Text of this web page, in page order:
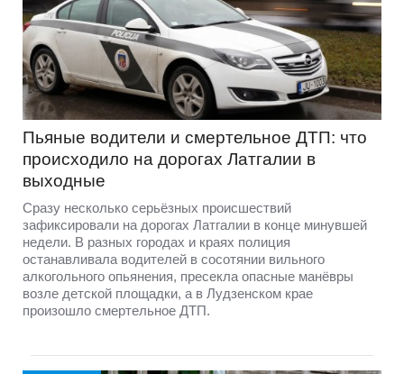
Пьяные водители и смертельное ДТП: что
происходило на дорогах Латгалии в
выходные
Сразу несколько серьёзных происшествий
зафиксировали на дорогах Латгалии в конце минувшей
недели. В разных городах и краях полиция
останавливала водителей в сосотянии вильного
алкогольного опьянения, пресекла опасные манёвры
возле детской площадки, а в Лудзенском крае
произошло смертельное ДТП.